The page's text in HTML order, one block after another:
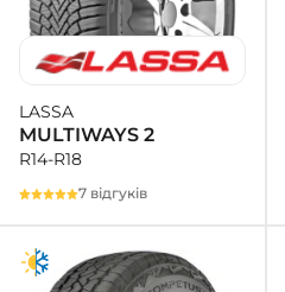
LASSA
MULTIWAYS 2
R14-R18
7 відгуків